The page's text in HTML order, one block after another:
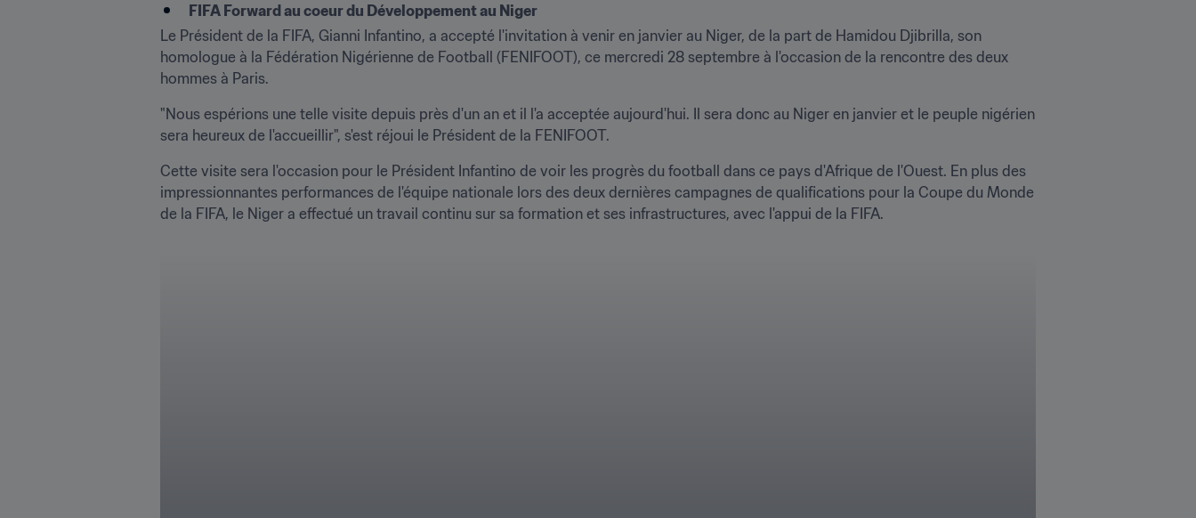
FIFA Forward au coeur du Développement au Niger
Le Président de la FIFA, ﻿Gianni Infantino, a accepté l'invitation à venir en janvier au Niger, de la part de Hamidou Djibrilla, son
homologue à la Fédération Nigérienne de Football (FENIFOOT), ce mercredi 28 septembre à l'occasion de la rencontre des deux
hommes à Paris.
"Nous espérions une telle visite depuis près d'un an et il l'a acceptée aujourd'hui. Il sera donc au Niger en janvier et le peuple nigérien
sera heureux de l'accueillir", s'est réjoui le Président de la FENIFOOT.
Cette visite sera l'occasion pour le Président Infantino de voir les progrès du football dans ce pays d'Afrique de l'Ouest. En plus des
impressionnantes performances de l'équipe nationale lors des deux dernières campagnes de qualifications pour la Coupe du Monde
de la FIFA, le Niger a effectué un travail continu sur sa formation et ses infrastructures, avec l'appui de la FIFA.